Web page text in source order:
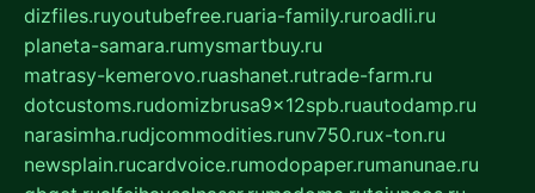
dizfiles.ruyoutubefree.ruaria-family.ruroadli.ru
planeta-samara.rumysmartbuy.ru
matrasy-kemerovo.ruashanet.rutrade-farm.ru
dotcustoms.rudomizbrusa9x12spb.ruautodamp.ru
narasimha.rudjcommodities.runv750.rux-ton.ru
newsplain.rucardvoice.rumodopaper.rumanunae.ru